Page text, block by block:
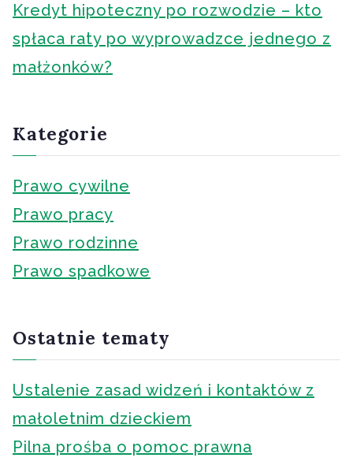
Kredyt hipoteczny po rozwodzie – kto
spłaca raty po wyprowadzce jednego z
małżonków?
Kategorie
Prawo cywilne
Prawo pracy
Prawo rodzinne
Prawo spadkowe
Ostatnie tematy
Ustalenie zasad widzeń i kontaktów z
małoletnim dzieckiem
Pilna prośba o pomoc prawna